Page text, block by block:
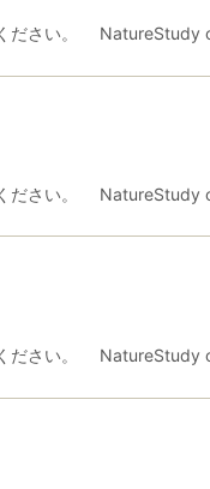
ださい。
ださい。
ださい。